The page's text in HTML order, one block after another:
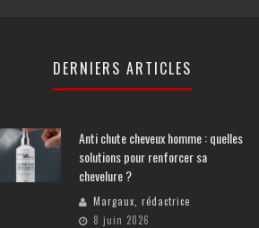
DERNIERS ARTICLES
Anti chute cheveux homme : quelles
solutions pour renforcer sa
chevelure ?
Margaux, rédactrice
8 juin 2026